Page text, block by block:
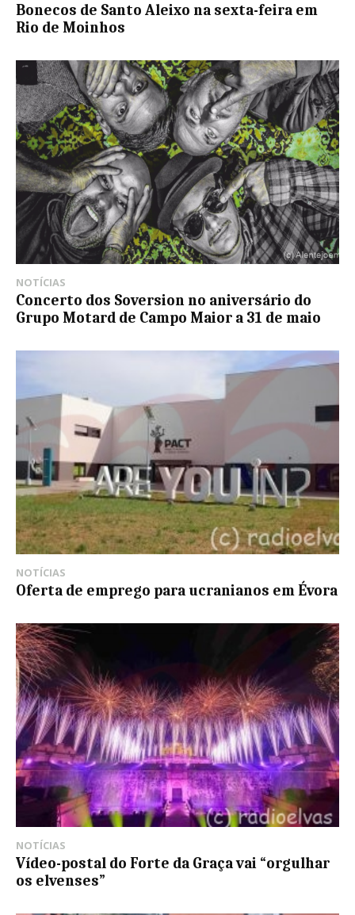
Bonecos de Santo Aleixo na sexta-feira em
Rio de Moinhos
NOTÍCIAS
Concerto dos Soversion no aniversário do
Grupo Motard de Campo Maior a 31 de maio
NOTÍCIAS
Oferta de emprego para ucranianos em Évora
NOTÍCIAS
Vídeo-postal do Forte da Graça vai “orgulhar
os elvenses”